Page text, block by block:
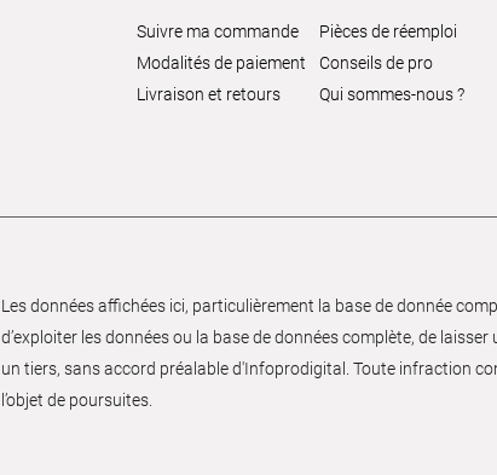
Suivre ma commande
Modalités de paiement
Livraison et retours
Pièces de réemploi
Conseils de pro
Qui sommes-nous ?
Les données affichées ici, particulièrement la base de donnée
d’exploiter les données ou la base de données complète, de
un tiers, sans accord préalable d'Infoprodigital. Toute infraction
l’objet de poursuites.